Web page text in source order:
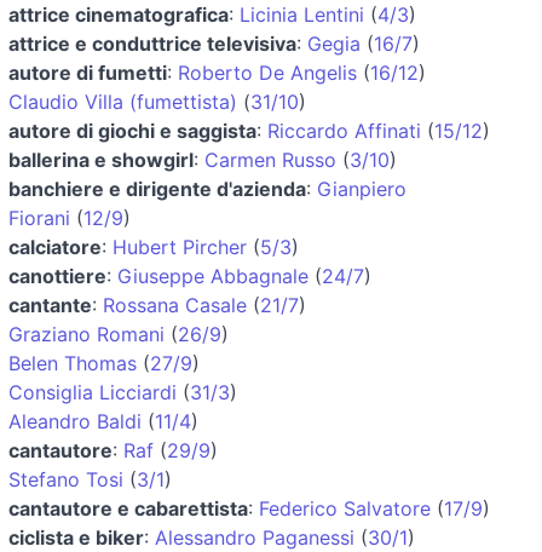
attrice cinematografica: Licinia Lentini (4/3)
attrice e conduttrice televisiva: Gegia (16/7)
autore di fumetti: Roberto De Angelis (16/12)
Claudio Villa (fumettista) (31/10)
autore di giochi e saggista: Riccardo Affinati (15/12)
ballerina e showgirl: Carmen Russo (3/10)
banchiere e dirigente d'azienda: Gianpiero
Fiorani (12/9)
calciatore: Hubert Pircher (5/3)
canottiere: Giuseppe Abbagnale (24/7)
cantante: Rossana Casale (21/7)
Graziano Romani (26/9)
Belen Thomas (27/9)
Consiglia Licciardi (31/3)
Aleandro Baldi (11/4)
cantautore: Raf (29/9)
Stefano Tosi (3/1)
cantautore e cabarettista: Federico Salvatore (17/9)
ciclista e biker: Alessandro Paganessi (30/1)